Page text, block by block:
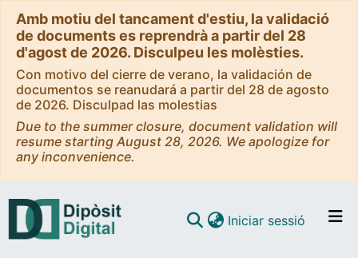
Amb motiu del tancament d'estiu, la validació
de documents es reprendrà a partir del 28
d'agost de 2026. Disculpeu les molèsties.
Con motivo del cierre de verano, la validación de
documentos se reanudará a partir del 28 de agosto
de 2026. Disculpad las molestias
Due to the summer closure, document validation will
resume starting August 28, 2026. We apologize for
any inconvenience.
Iniciar sessió (current)